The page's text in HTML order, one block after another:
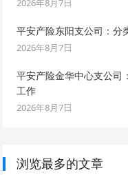
2026年8月7日
平安产险东阳支公司：分
2026年8月7日
平安产险金华中心支公司
工作
2026年8月7日
浏览最多的文章